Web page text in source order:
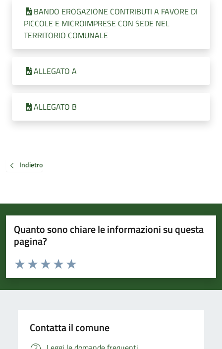
BANDO EROGAZIONE CONTRIBUTI A FAVORE DI
PICCOLE E MICROIMPRESE CON SEDE NEL
TERRITORIO COMUNALE
ALLEGATO A
ALLEGATO B
Indietro
Quanto sono chiare le informazioni su questa
pagina?
Valuta da 1 a 5 stelle la pagina
Valuta 5 stelle su 5
Valuta 4 stelle su 5
Valuta 3 stelle su 5
Valuta 2 stelle su 5
Valuta 1 stelle su 5
Contatta il comune